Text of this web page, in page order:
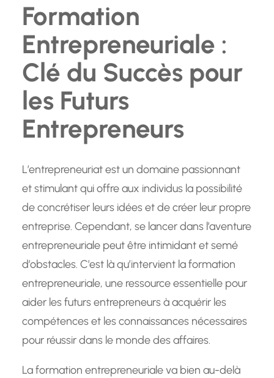
Formation
Entrepreneuriale :
Clé du Succès pour
les Futurs
Entrepreneurs
L’entrepreneuriat est un domaine passionnant
et stimulant qui offre aux individus la possibilité
de concrétiser leurs idées et de créer leur propre
entreprise. Cependant, se lancer dans l’aventure
entrepreneuriale peut être intimidant et semé
d’obstacles. C’est là qu’intervient la formation
entrepreneuriale, une ressource essentielle pour
aider les futurs entrepreneurs à acquérir les
compétences et les connaissances nécessaires
pour réussir dans le monde des affaires.
La formation entrepreneuriale va bien au-delà